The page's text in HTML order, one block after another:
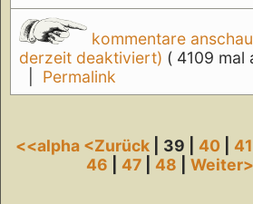
kommentare
derzeit deaktiviert) ( 4109 mal
Permalink
<<alpha <Zurück | 39 |40 |41
46
47| 48 Weiter>